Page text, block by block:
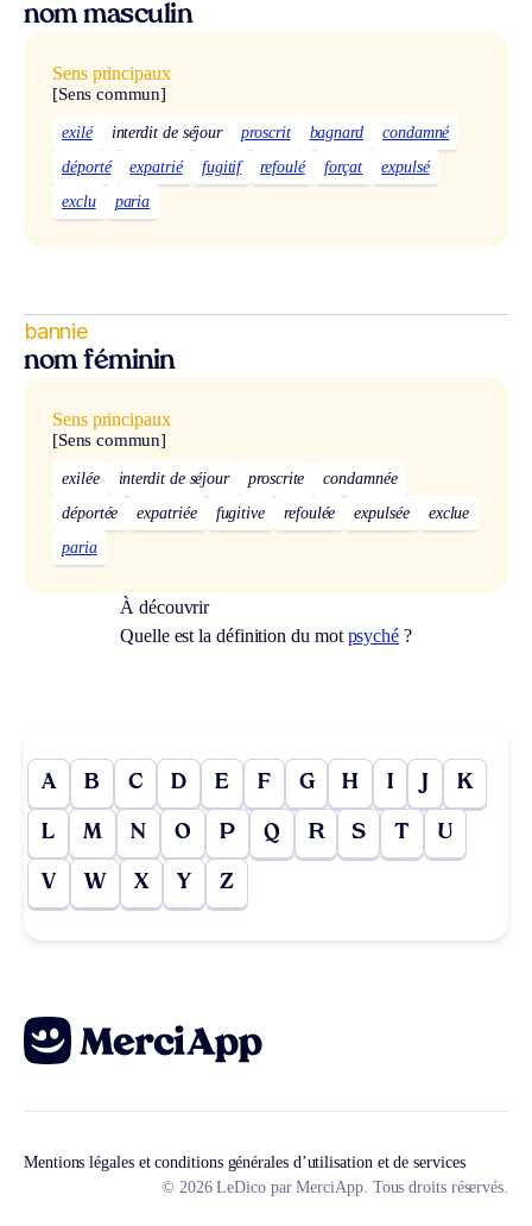
nom masculin
Sens principaux
[Sens commun]
exilé interdit de séjour proscrit bagnard
condamné
déporté
expatrié fugitif refoulé forçat
expulsé
exclu
paria
bannie
nom féminin
Sens principaux
[Sens commun]
exilée interdit de séjour proscrite
condamnée
déportée
expatriée fugitive refoulée expulsée
exclue
paria
À découvrir
Quelle est la définition du mot psyché ?
A B C D E F G H I J K
L M N O P Q R S T U
V W X Y Z
Mentions légales et conditions générales d’utilisation et de services
© 2026 LeDico par MerciApp. Tous droits réservés.